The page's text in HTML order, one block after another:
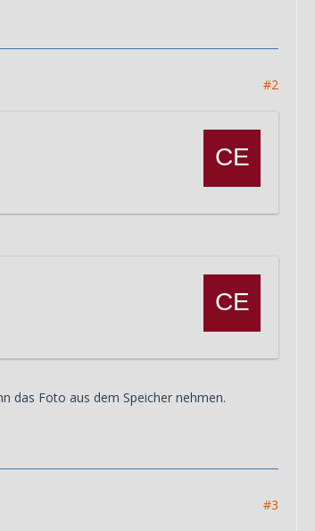
#2
das Foto aus dem Speicher nehmen.
#3